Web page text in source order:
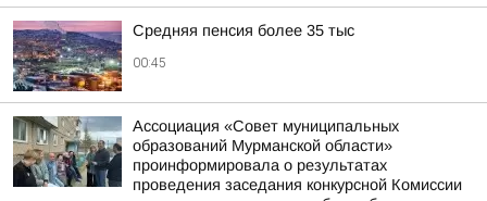
Средняя пенсия более 35 тыс
00:45
Ассоциация «Совет муниципальных
образований Мурманской области»
проинформировала о результатах
проведения заседания конкурсной Комиссии